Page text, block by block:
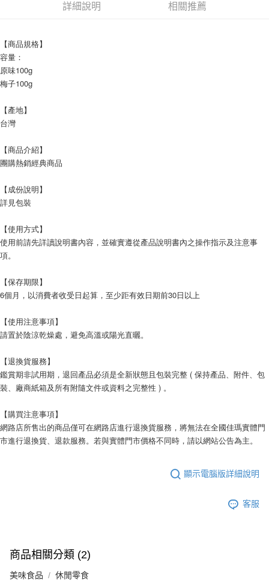
每筆NT$60，滿NT$599(含以上)免運費
每筆NT$60，滿NT$599(含以上)免運費
宅配
每筆NT$120，滿NT$1,999(含以上)免運費
詳細說明 相關推薦
【商品規格】
容量：
原味100g
梅子100g
【產地】
台灣
【商品介紹】
團購熱銷經典商品
【成份說明】
詳見包裝
【使用方式】
使用前請先詳讀說明書內容，並確實遵從產品說明書內之操作指示及注意事
項。
【保存期限】
6個月，以消費者收受日起算，至少距有效日期前30日以上
【使用注意事項】
請置於陰涼乾燥處，避免高溫或陽光直曬。
【退換貨服務】
鑑賞期非試用期，退回產品必須是全新狀態且包裝完整 ( 保持產品、附件、包
裝、廠商紙箱及所有附隨文件或資料之完整性 ) 。
【購買注意事項】
網路店所售出的商品僅可在網路店進行退換貨服務，將無法在全國佳瑪實體門
市進行退換貨、退款服務。若與實體門市價格不同時，請以網站公告為主。
顯示電腦版詳細說明
客服
商品相關分類 (2)
美味食品 休閒零食